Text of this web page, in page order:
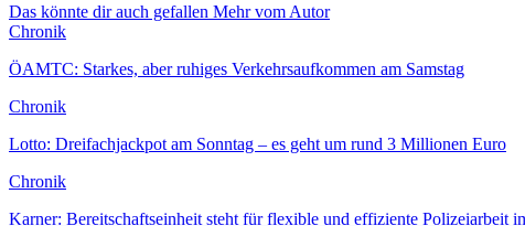
Das könnte dir auch gefallen Mehr vom Autor
Chronik
ÖAMTC: Starkes, aber ruhiges Verkehrsaufkommen am Samstag
Chronik
Lotto: Dreifachjackpot am Sonntag – es geht um rund 3 Millionen Euro
Chronik
Karner: Bereitschaftseinheit steht für flexible und effiziente Polizeiarbeit